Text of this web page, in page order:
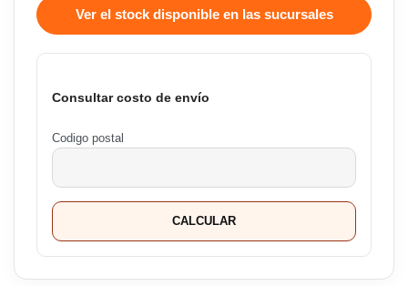
Ver el stock disponible en las sucursales
Consultar costo de envío
Codigo postal
CALCULAR